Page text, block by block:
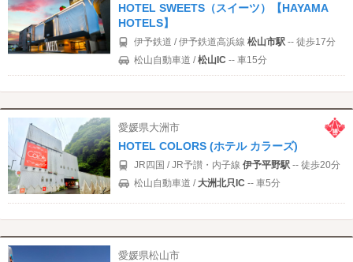
HOTEL SWEETS（スイーツ）【HAYAMA
HOTELS】
伊予鉄道 / 伊予鉄道高浜線 松山市駅 -- 徒歩17分
松山自動車道 /松山IC -- 車15分
愛媛県大洲市
HOTEL COLORS (ホテル カラーズ)
JR四国 / JR予讃・内子線 伊予平野駅 -- 徒歩20分
松山自動車道 /大洲北只IC -- 車5分
愛媛県松山市